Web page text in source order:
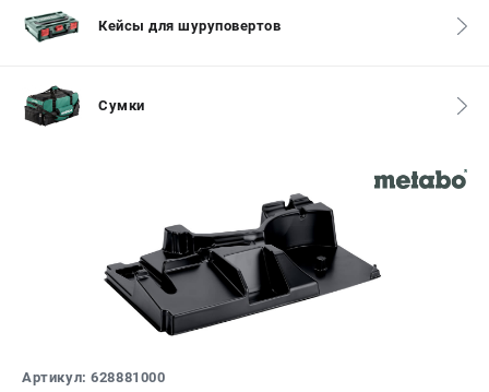
ИНФОРМАЦИЯ
Юридическим лицам
Правила обмена и возврата
Способы оплаты
Политика обработки персональных данных
Программа бонусов
Как нас найти
Пользовательское соглашение
СЕТЕВОЙ ЭЛЕКТРОИНСТРУМЕНТ
Кейсы для шуруповертов
Сумки
Артикул: 628881000